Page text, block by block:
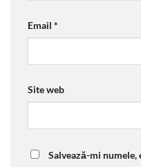
Email *
Site web
Salvează-mi